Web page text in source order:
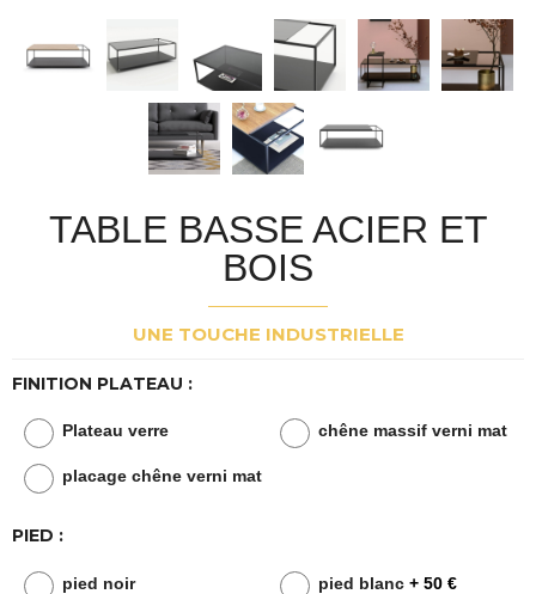
TABLE BASSE ACIER ET
BOIS
UNE TOUCHE INDUSTRIELLE
FINITION PLATEAU :
Plateau verre chêne massif verni mat
placage chêne verni mat
PIED :
pied noir pied blanc + 50 €